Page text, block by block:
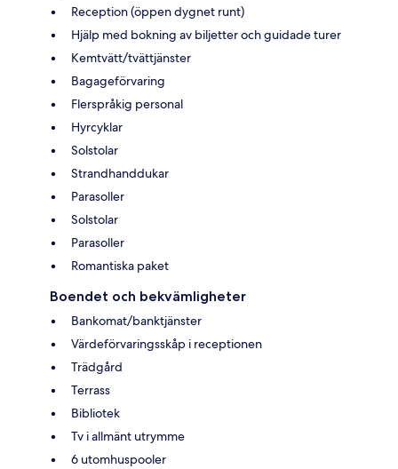
Reception (öppen dygnet runt)
Hjälp med bokning av biljetter och guidade turer
Kemtvätt/tvättjänster
Bagageförvaring
Flerspråkig personal
Hyrcyklar
Solstolar
Strandhanddukar
Parasoller
Solstolar
Parasoller
Romantiska paket
Boendet och bekvämligheter
Bankomat/banktjänster
Värdeförvaringsskåp i receptionen
Trädgård
Terrass
Bibliotek
Tv i allmänt utrymme
6 utomhuspooler